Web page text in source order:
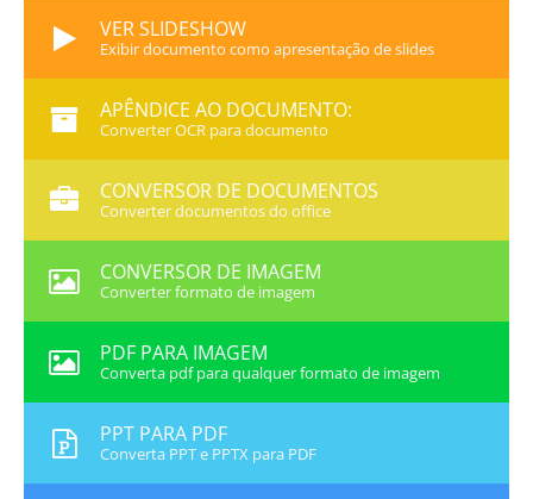
VER SLIDESHOW
Exibir documento como apresentação de slides
APÊNDICE AO DOCUMENTO:
Converter OCR para documento
CONVERSOR DE DOCUMENTOS
Converter documentos do office
CONVERSOR DE IMAGEM
Converter formato de imagem
PDF PARA IMAGEM
Converta pdf para qualquer formato de imagem
PPT PARA PDF
Converta PPT e PPTX para PDF